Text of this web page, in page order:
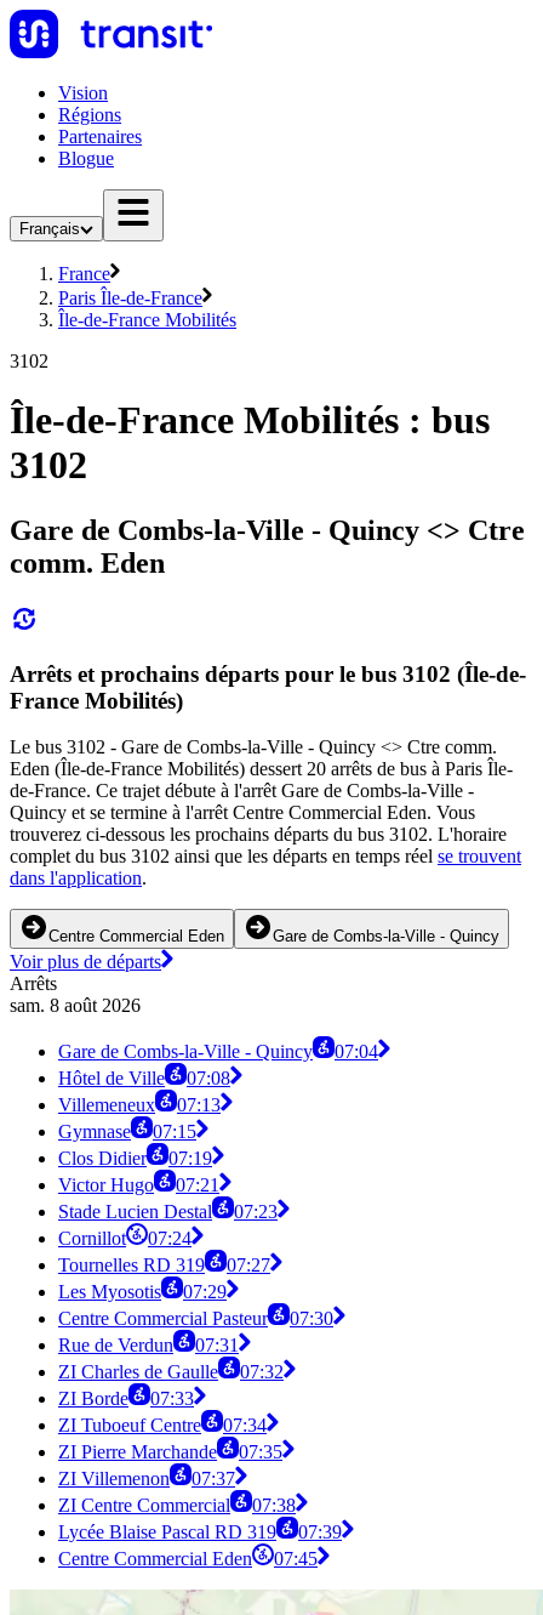
Vision
Régions
Partenaires
Blogue
Français
France
Paris Île-de-France
Île-de-France Mobilités
3102
Île-de-France Mobilités : bus
3102
Gare de Combs-la-Ville - Quincy <> Ctre
comm. Eden
Arrêts et prochains départs pour le bus 3102 (Île-de-
France Mobilités)
Le bus 3102 - Gare de Combs-la-Ville - Quincy <> Ctre comm.
Eden (Île-de-France Mobilités) dessert 20 arrêts de bus à Paris Île-
de-France. Ce trajet débute à l'arrêt Gare de Combs-la-Ville -
Quincy et se termine à l'arrêt Centre Commercial Eden. Vous
trouverez ci-dessous les prochains départs du bus 3102. L'horaire
complet du bus 3102 ainsi que les départs en temps réel se trouvent
dans l'application.
Centre Commercial Eden Gare de Combs-la-Ville - Quincy
Voir plus de départs
Arrêts
sam. 8 août 2026
Gare de Combs-la-Ville - Quincy
07:04
Hôtel de Ville
07:08
Villemeneux
07:13
Gymnase
07:15
Clos Didier
07:19
Victor Hugo
07:21
Stade Lucien Destal
07:23
Cornillot
07:24
Tournelles RD 319
07:27
Les Myosotis
07:29
Centre Commercial Pasteur
07:30
Rue de Verdun
07:31
ZI Charles de Gaulle
07:32
ZI Borde
07:33
ZI Tuboeuf Centre
07:34
ZI Pierre Marchande
07:35
ZI Villemenon
07:37
ZI Centre Commercial
07:38
Lycée Blaise Pascal RD 319
07:39
Centre Commercial Eden
07:45